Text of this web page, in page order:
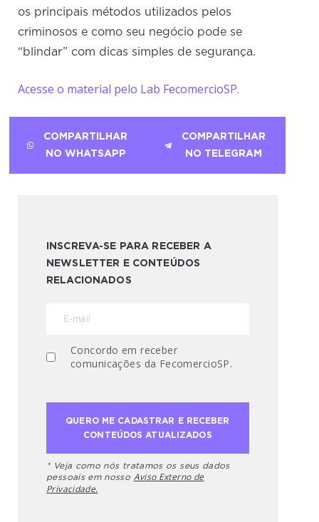
os principais métodos utilizados pelos
criminosos e como seu negócio pode se
“blindar” com dicas simples de segurança.
Acesse o material pelo Lab FecomercioSP.
COMPARTILHAR
NO WHATSAPP
COMPARTILHAR
NO TELEGRAM
INSCREVA-SE PARA RECEBER A
NEWSLETTER E CONTEÚDOS
RELACIONADOS
Concordo em receber
comunicações da FecomercioSP.
* Veja como nós tratamos os seus dados
pessoais em nosso Aviso Externo de
Privacidade.